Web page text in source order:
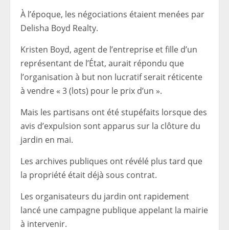
À l’époque, les négociations étaient menées par
Delisha Boyd Realty.
Kristen Boyd, agent de l’entreprise et fille d’un
représentant de l’État, aurait répondu que
l’organisation à but non lucratif serait réticente
à vendre « 3 (lots) pour le prix d’un ».
Mais les partisans ont été stupéfaits lorsque des
avis d’expulsion sont apparus sur la clôture du
jardin en mai.
Les archives publiques ont révélé plus tard que
la propriété était déjà sous contrat.
Les organisateurs du jardin ont rapidement
lancé une campagne publique appelant la mairie
à intervenir.